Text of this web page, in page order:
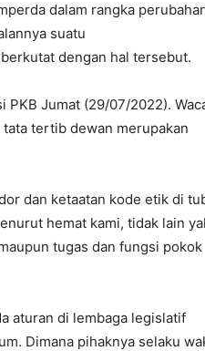
dalam rangka
suatu
dengan hal tersebut.
Jumat (29/07/2022).
tertib dewan merupakan
dan ketaatan kode etik di
hemat kami, tidak lain
tugas dan fungsi pokok
aturan di lembaga legislatif
Dimana pihaknya selaku